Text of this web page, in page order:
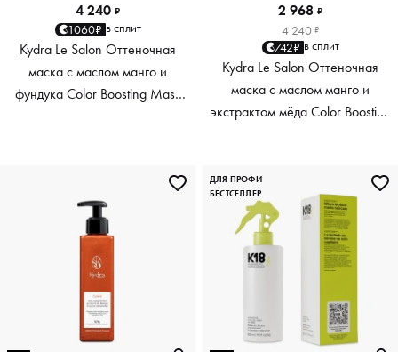
4 240 ₽
1060₽ в сплит
Kydra Le Salon Оттеночная
маска с маслом манго и
фундука Color Boosting Mask
2 968 ₽
4 240 ₽
742₽ в сплит
Kydra Le Salon Оттеночная
маска с маслом манго и
экстрактом мёда Color Boosting
ДЛЯ ПРОФИ
БЕСТСЕЛЛЕР